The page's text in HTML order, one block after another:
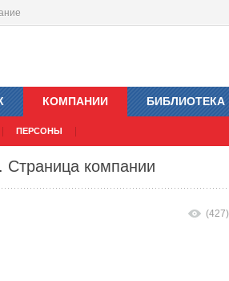
КОМПАНИИ
ПЕРСОНЫ
БИБЛИОТЕКА
. Страница компании
(427)